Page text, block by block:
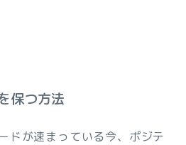
保つ方法
ドが速まっている今、ポジテ